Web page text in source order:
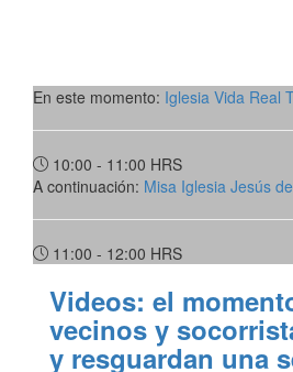
En este momento: Iglesia Vida Real
10:00 - 11:00 HRS
A continuación: Misa Iglesia Jesús
11:00 - 12:00 HRS
Videos: el
vecinos y
y resguardan una